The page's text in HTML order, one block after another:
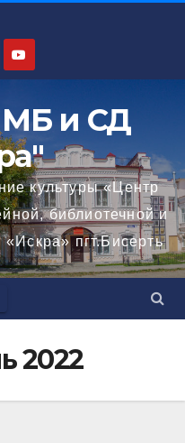
и СД
культуры «Центр
библиотечной и
пгт.Бисерть
2022